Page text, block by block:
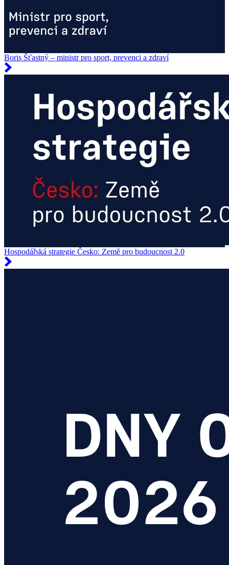
Boris Šťastný – ministr pro sport, prevenci a zdraví
Hospodářská strategie Česko: Země pro budoucnost 2.0